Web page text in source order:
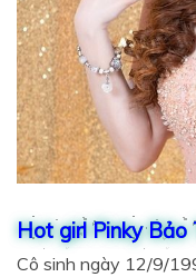
Hot girl Pinky Bảo
Cô sinh ngày 12/9/